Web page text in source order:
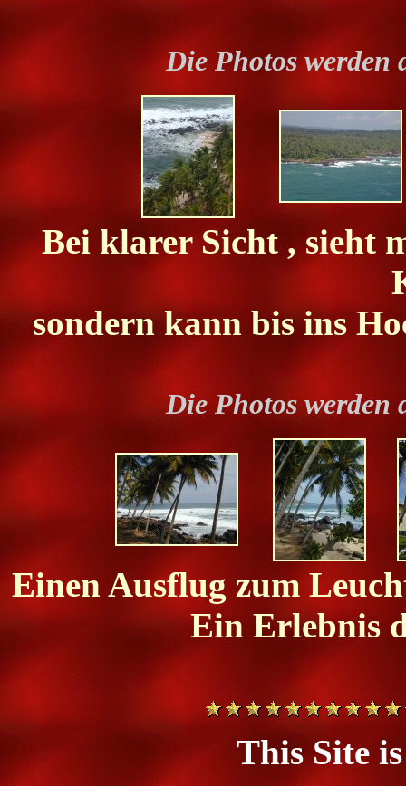
Die Photos
Bei klarer Sicht , sieht
sondern kann bis ins
Die Photos
Einen Ausflug zum
Ein Erlebnis
This Site